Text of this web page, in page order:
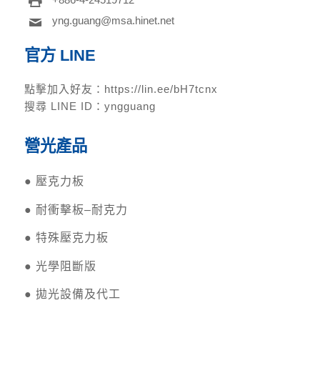
yng.guang@msa.hinet.net
官方 LINE
點擊加入好友： https://lin.ee/bH7tcnx
搜尋 LINE ID：yngguang
營光產品
● 壓克力板
● 耐衝擊板–耐克力
● 特殊壓克力板
● 光學阻斷版
● 拋光設備及代工